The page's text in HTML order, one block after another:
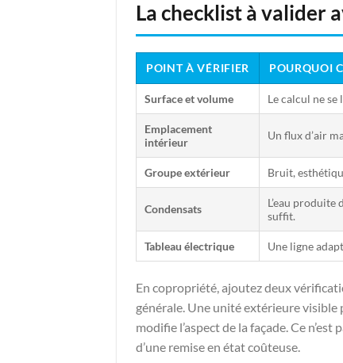
La checklist à valider
POINT À VÉRIFIER POURQUOI
Surface et volume Le calcul ne
Emplacement
intérieur
Un flux d’air
Groupe extérieur Bruit,
Condensats
L’eau
suffit.
Tableau électrique Une ligne
En copropriété, ajoutez deux
générale. Une unité extérieure
modifie l’aspect de la façade. Ce
d’une remise en état coûteuse.